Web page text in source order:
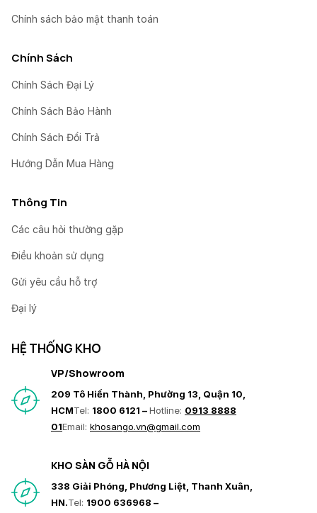
Chính sách bảo mật thanh toán
Chính Sách
Chính Sách Đại Lý
Chính Sách Bảo Hành
Chính Sách Đổi Trả
Hướng Dẫn Mua Hàng
Thông Tin
Các câu hỏi thường gặp
Điều khoản sử dụng
Gửi yêu cầu hỗ trợ
Đại lý
HỆ THỐNG KHO
VP/Showroom
209 Tô Hiến Thành, Phường 13, Quận 10,
HCMTel: 1800 6121 –Hotline: 0913 8888
01Email: khosango.vn@gmail.com
KHO SÀN GỖ HÀ NỘI
338 Giải Phóng, Phương Liệt, Thanh Xuân,
HN.Tel: 1900 636968 –